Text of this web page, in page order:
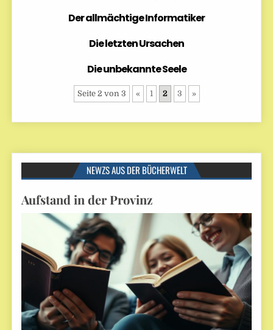
Der allmächtige Informatiker
Die letzten Ursachen
Die unbekannte Seele
Seite 2 von 3 « 1 2 3 »
NEWZS AUS DER BÜCHERWELT
Aufstand in der Provinz